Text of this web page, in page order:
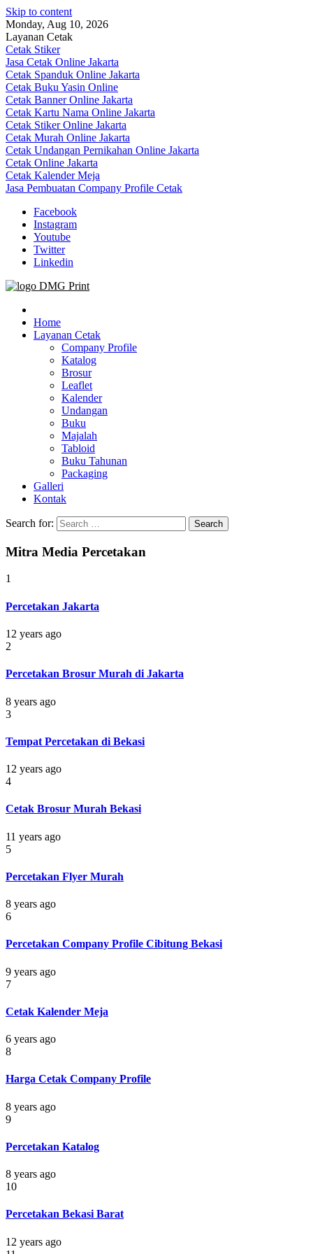
Skip to content
Monday, Aug 10, 2026
Layanan Cetak
Cetak Stiker
Jasa Cetak Online Jakarta
Cetak Spanduk Online Jakarta
Cetak Buku Yasin Online
Cetak Banner Online Jakarta
Cetak Kartu Nama Online Jakarta
Cetak Stiker Online Jakarta
Cetak Murah Online Jakarta
Cetak Undangan Pernikahan Online Jakarta
Cetak Online Jakarta
Cetak Kalender Meja
Jasa Pembuatan Company Profile Cetak
Facebook
Instagram
Youtube
Twitter
Linkedin
Jasa Cetak Online DMG Printing
Home
Layanan Cetak
Company Profile
Katalog
Brosur
Leaflet
Kalender
Undangan
Buku
Majalah
Tabloid
Buku Tahunan
Packaging
Galleri
Kontak
Search for:
Mitra Media Percetakan
1
Percetakan Jakarta
12 years ago
2
Percetakan Brosur Murah di Jakarta
8 years ago
3
Tempat Percetakan di Bekasi
12 years ago
4
Cetak Brosur Murah Bekasi
11 years ago
5
Percetakan Flyer Murah
8 years ago
6
Percetakan Company Profile Cibitung Bekasi
9 years ago
7
Cetak Kalender Meja
6 years ago
8
Harga Cetak Company Profile
8 years ago
9
Percetakan Katalog
8 years ago
10
Percetakan Bekasi Barat
12 years ago